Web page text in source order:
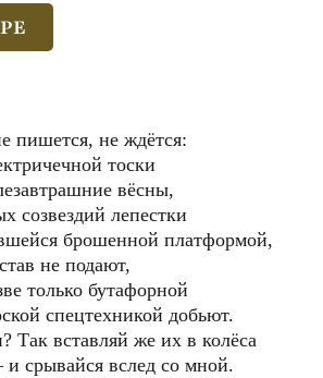
пишется, не ждëтся:
тоски
вëсны,
созвездий лепестки
брошенной платформой,
не подают,
только бутафорной
спецтехникой добьют.
Так вставляй же их в колëса
срывайся вслед со мной.